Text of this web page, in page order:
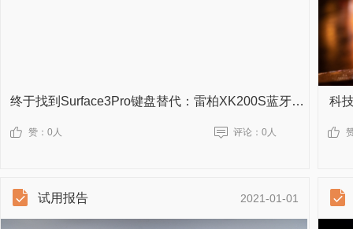
终于找到Surface3Pro键盘替代：雷柏XK200S蓝牙键盘
赞： 0人 评论： 0人
科
试用报告 2021-01-01